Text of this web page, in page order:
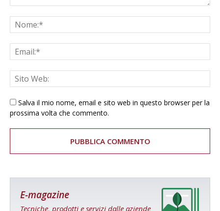
Salva il mio nome, email e sito web in questo browser per la
prossima volta che commento.
E-magazine
Tecniche, prodotti e servizi dalle aziende